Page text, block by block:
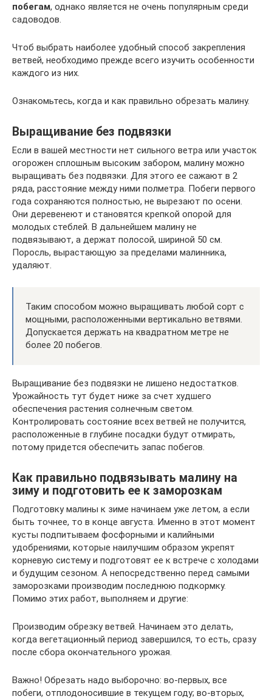
побегам, однако является не очень популярным среди
садоводов.
Чтоб выбрать наиболее удобный способ закрепления
ветвей, необходимо прежде всего изучить особенности
каждого из них.
Ознакомьтесь, когда и как правильно обрезать малину.
Выращивание без подвязки
Если в вашей местности нет сильного ветра или участок
огорожен сплошным высоким забором, малину можно
выращивать без подвязки. Для этого ее сажают в 2
ряда, расстояние между ними полметра. Побеги первого
года сохраняются полностью, не вырезают по осени.
Они деревенеют и становятся крепкой опорой для
молодых стеблей. В дальнейшем малину не
подвязывают, а держат полосой, шириной 50 см.
Поросль, вырастающую за пределами малинника,
удаляют.
Таким способом можно выращивать любой сорт с
мощными, расположенными вертикально ветвями.
Допускается держать на квадратном метре не
более 20 побегов.
Выращивание без подвязки не лишено недостатков.
Урожайность тут будет ниже за счет худшего
обеспечения растения солнечным светом.
Контролировать состояние всех ветвей не получится,
расположенные в глубине посадки будут отмирать,
потому придется обеспечить запас побегов.
Как правильно подвязывать малину на
зиму и подготовить ее к заморозкам
Подготовку малины к зиме начинаем уже летом, а если
быть точнее, то в конце августа. Именно в этот момент
кусты подпитываем фосфорными и калийными
удобрениями, которые наилучшим образом укрепят
корневую систему и подготовят ее к встрече с холодами
и будущим сезоном. А непосредственно перед самыми
заморозками производим последнюю подкормку.
Помимо этих работ, выполняем и другие:
Производим обрезку ветвей. Начинаем это делать,
когда вегетационный период завершился, то есть, сразу
после сбора окончательного урожая.
Важно! Обрезать надо выборочно: во-первых, все
побеги, отплодоносившие в текущем году; во-вторых,